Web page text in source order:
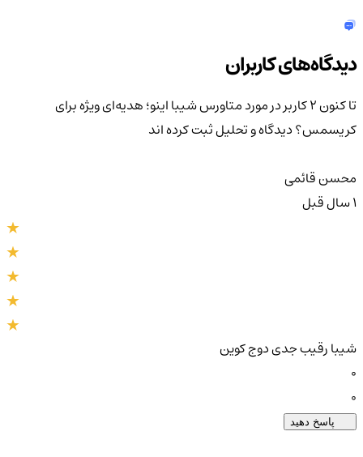
دیدگاه‌های کاربران
تا کنون 2 کاربر در مورد
متاورس شیبا اینو؛ هدیه‌ای ویژه برای
کریسمس؟دیدگاه و تحلیل ثبت کرده اند
محسن قائمی
شیبا رقیب جدی دوج کوین
پاسخ دهید